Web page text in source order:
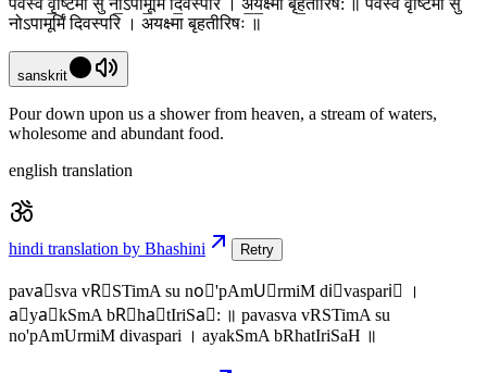
पव॑स्व वृ॒ष्टिमा सु नो॒ऽपामू॒र्मिं दि॒वस्परि॑ । अ॒य॒क्ष्मा बृ॑ह॒तीरिष॑: ॥ पवस्व वृष्टिमा सु
नोऽपामूर्मिं दिवस्परि । अयक्ष्मा बृहतीरिषः ॥
sanskrit
Pour down upon us a shower from heaven, a stream of waters,
wholesome and abundant food.
english translation
hindi translation by Bhashini Retry
pava॑sva vR॒STimA su no॒'pAmU॒rmiM di॒vaspari॑ ।
a॒ya॒kSmA bR॑ha॒tIriSa॑: ॥ pavasva vRSTimA su
no'pAmUrmiM divaspari । ayakSmA bRhatIriSaH ॥